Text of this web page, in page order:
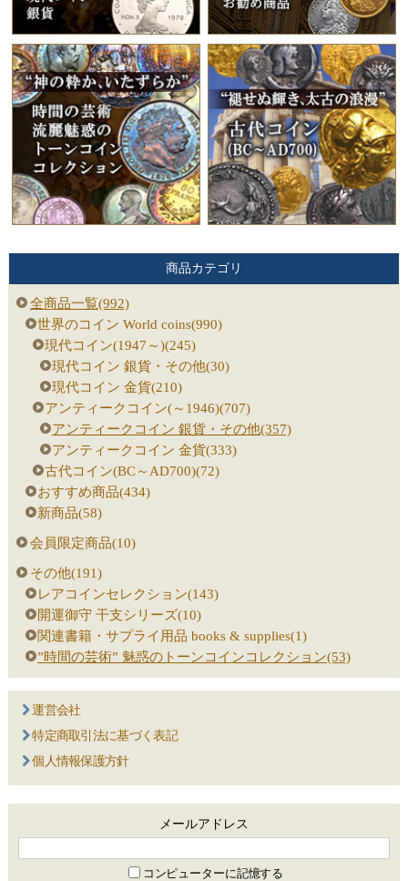
商品カテゴリ
全商品一覧(992)
世界のコイン World coins(990)
現代コイン(1947～)(245)
現代コイン 銀貨・その他(30)
現代コイン 金貨(210)
アンティークコイン(～1946)(707)
アンティークコイン 銀貨・その他(357)
アンティークコイン 金貨(333)
古代コイン(BC～AD700)(72)
おすすめ商品(434)
新商品(58)
会員限定商品(10)
その他(191)
レアコインセレクション(143)
開運御守 干支シリーズ(10)
関連書籍・サプライ用品 books & supplies(1)
”時間の芸術” 魅惑のトーンコインコレクション(53)
運営会社
特定商取引法に基づく表記
個人情報保護方針
メールアドレス
コンピューターに記憶する